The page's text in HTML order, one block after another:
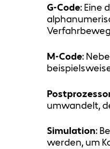
G-Code: Eine
M-Code:
umwandelt,
Simulation:
werden, um